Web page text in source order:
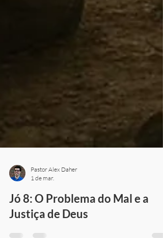
1 de mar.
Jó 8: O Problema do Mal e a
Justiça de Deus